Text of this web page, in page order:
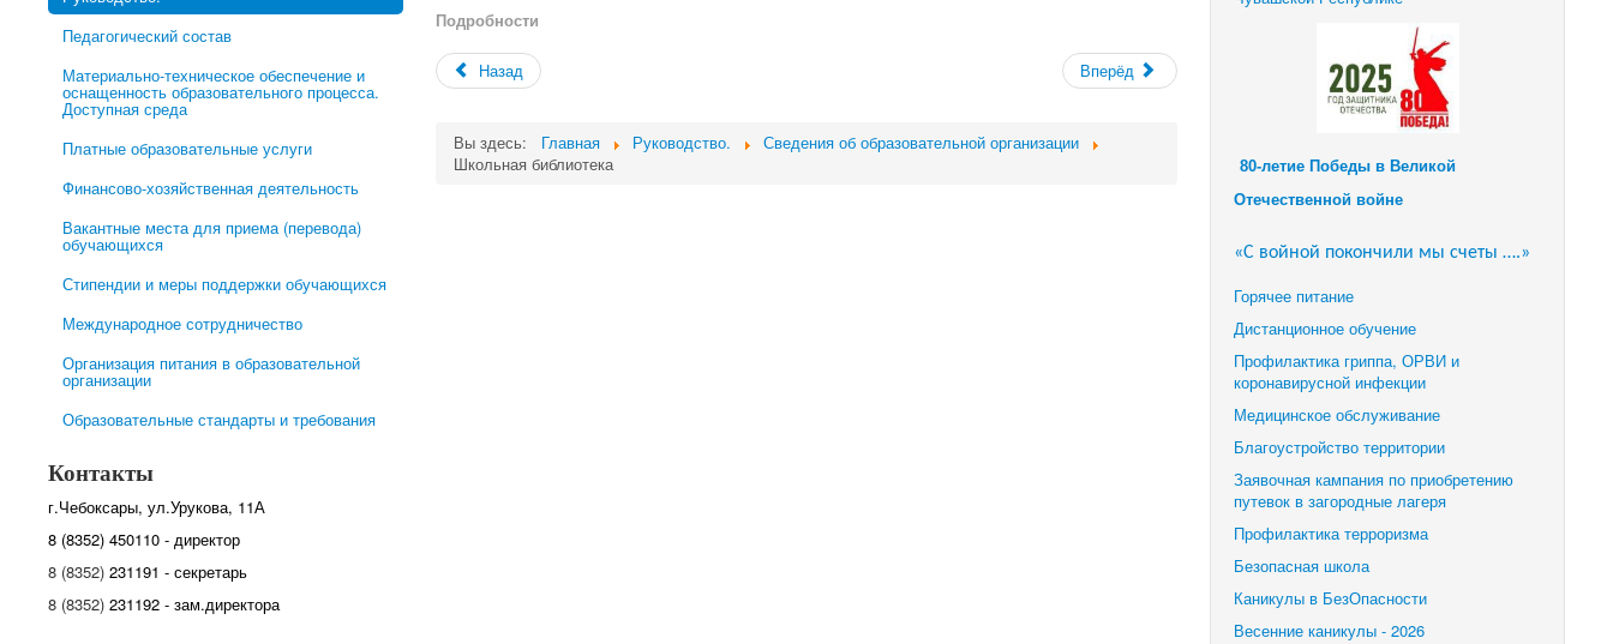
Педагогический состав
Материально-техническое обеспечение и
оснащенность образовательного процесса.
Доступная среда
Платные образовательные услуги
Финансово-хозяйственная деятельность
Вакантные места для приема (перевода)
обучающихся
Стипендии и меры поддержки обучающихся
Международное сотрудничество
Организация питания в образовательной
организации
Образовательные стандарты и требования
Контакты
г.Чебоксары, ул.Урукова, 11А
8 (8352) 450110 - директор
8 (8352) 231191 - секретарь
8 (8352) 231192 - зам.директора
Подробности
Назад Вперёд
Вы здесь: Главная Руководство.
Сведения об образовательной организации
Школьная библиотека
80-летие Победы в Великой
Отечественной войне
«С войной покончили мы счеты ….»
Горячее питание
Дистанционное обучение
Профилактика гриппа, ОРВИ и
коронавирусной инфекции
Медицинское обслуживание
Благоустройство территории
Заявочная кампания по приобретению
путевок в загородные лагеря
Профилактика терроризма
Безопасная школа
Каникулы в БезОпасности
Весенние каникулы - 2026